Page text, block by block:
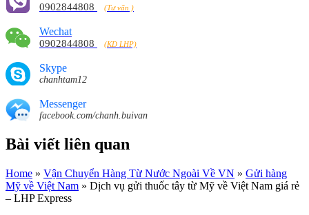
0902844808 (Tư vấn )
Wechat
0902844808 (KD LHP)
Skype
chanhtam12
Messenger
facebook.com/chanh.buivan
Bài viết liên quan
Home » Vận Chuyển Hàng Từ Nước Ngoài Về VN » Gửi hàng
Mỹ về Việt Nam » Dịch vụ gửi thuốc tây từ Mỹ về Việt Nam giá rẻ
– LHP Express